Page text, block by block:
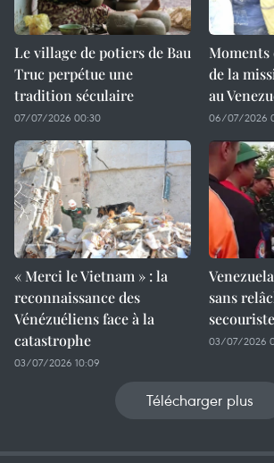
Le village de potiers de Bau
Truc perpétue une
tradition séculaire
07/07/2026 00:30
de la
au
06/07/2026
« Merci le Vietnam » : la
reconnaissance des
Vénézuéliens face à la
catastrophe
03/07/2026 10:09
sans
03/07/2026
Télécharger plus